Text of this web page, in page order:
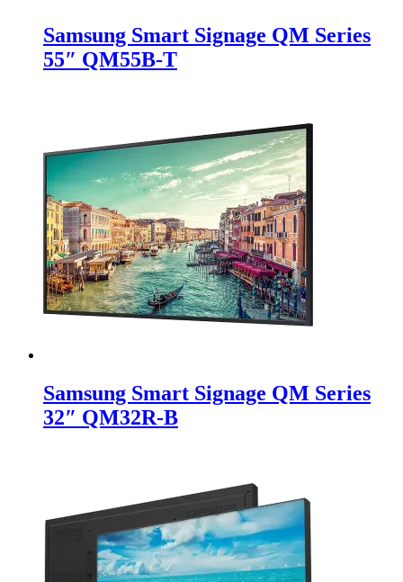
Samsung Smart Signage QM Series
55″ QM55B-T
Samsung Smart Signage QM Series
32″ QM32R-B